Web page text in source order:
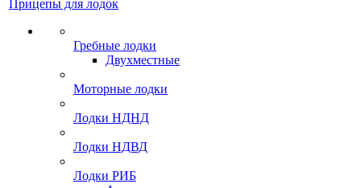
Прицепы для лодок
Гребные лодки
Двухместные
Моторные лодки
Лодки НДНД
Лодки НДВД
Лодки РИБ